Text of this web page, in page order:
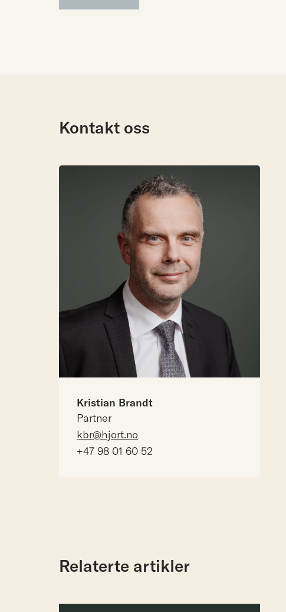
Kontakt oss
Kristian Brandt
Partner
kbr@hjort.no
+47 98 01 60 52
Relaterte artikler